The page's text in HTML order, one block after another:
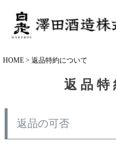
HOME 返品特約について
返品特
返品の可否